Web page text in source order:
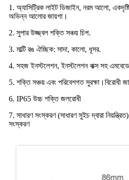
1. অ্যাসিট্রিক লাইট ডিজাইন, নরম আলো,
অভিন্ন আলোর জায়গা।
2. সুপার উজ্জ্বল শক্তি সঞ্চয় চিপ.
3. মাল্টি রঙ ঐচ্ছিক: সাদা, কালো, ধূসর.
4. সহজ ইনস্টলেশন, ইনস্টলেশন বাক্স সহ
5. শক্তি সঞ্চয় এবং পরিবেশগত সুরক্ষা।বিরোধী
6. IP65 উচ্চ শক্তি জলরোধী
7. সাধারণ সংস্করণ (সাধারণ সুইচ দ্বারা
সংস্করণ